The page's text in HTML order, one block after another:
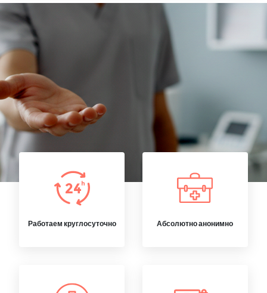
Работаем круглосуточно Абсолютно анонимно